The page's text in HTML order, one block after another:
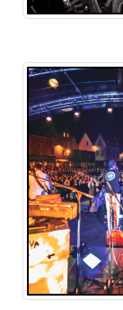
ChartrEstivales
Les Soirées